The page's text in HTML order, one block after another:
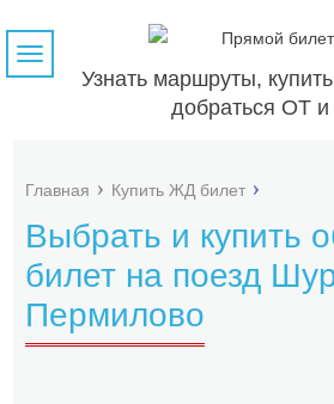
Узнать маршруты,
добраться ОТ
Навигация
Главная Купить ЖД билет
Выбрать и купить
билет на поезд
Пермилово